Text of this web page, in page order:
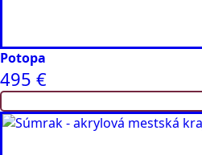
Potopa
495 €